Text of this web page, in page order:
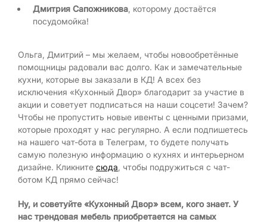
Дмитрия Сапожникова , которому достаётся
посудомойка!
Ольга, Дмитрий – мы желаем, чтобы новообретённые
помощницы радовали вас долго. Как и замечательные
кухни, которые вы заказали в КД! А всех без
исключения «Кухонный Двор» благодарит за участие в
акции и советует подписаться на наши соцсети! Зачем?
Чтобы не пропустить новые ивенты с ценными призами,
которые проходят у нас регулярно. А если подпишетесь
на нашего чат-бота в Телеграм, то будете получать
самую полезную информацию о кухнях и интерьерном
дизайне. Кликните сюда , чтобы подружиться с чат-
ботом КД прямо сейчас!
Ну, и советуйте «Кухонный Двор» всем, кого знает. У
нас трендовая мебель приобретается на самых